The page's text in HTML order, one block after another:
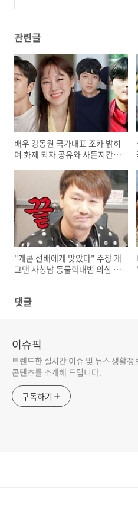
관련글
배우 강동원 국가대표 조카 밝히
며 화제 되자 공유와 사돈지간
"개콘 선배에게 맞았다" 주장 개
그맨 사칭남 동물학대범 의심 충
댓글
이슈픽
트렌드한 실시간 이슈 및 뉴스 생활
콘텐츠를 소개해 드립니다.
구독하기